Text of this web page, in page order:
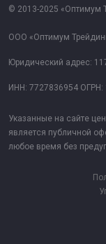
© 2013-2025 «Оптимум
ООО «Оптимум
Юридический адрес:
ИНН: 7727836954 ОГРН:
Указанные на сайте
является публичной
любое время без